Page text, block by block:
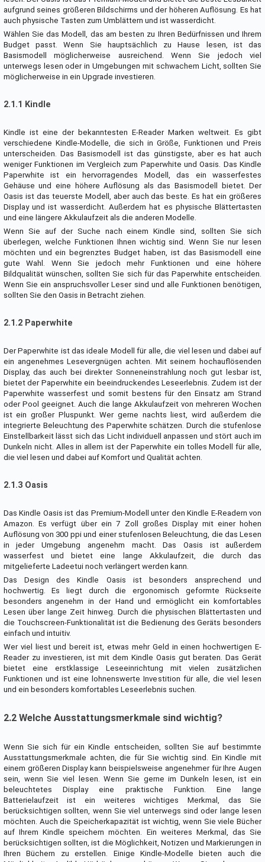
aufgrund seines größeren Bildschirms und der höheren Auflösung. Es hat
auch physische Tasten zum Umblättern und ist wasserdicht.
Wählen Sie das Modell, das am besten zu Ihren Bedürfnissen und Ihrem
Budget passt. Wenn Sie hauptsächlich zu Hause lesen, ist das
Basismodell möglicherweise ausreichend. Wenn Sie jedoch viel
unterwegs lesen oder in Umgebungen mit schwachem Licht, sollten Sie
möglicherweise in ein Upgrade investieren.
2.1.1 Kindle
Kindle ist eine der bekanntesten E-Reader Marken weltweit. Es gibt
verschiedene Kindle-Modelle, die sich in Größe, Funktionen und Preis
unterscheiden. Das Basismodell ist das günstigste, aber es hat auch
weniger Funktionen im Vergleich zum Paperwhite und Oasis. Das Kindle
Paperwhite ist ein hervorragendes Modell, das ein wasserfestes
Gehäuse und eine höhere Auflösung als das Basismodell bietet. Der
Oasis ist das teuerste Modell, aber auch das beste. Es hat ein größeres
Display und ist wasserdicht. Außerdem hat es physische Blättertasten
und eine längere Akkulaufzeit als die anderen Modelle.
Wenn Sie auf der Suche nach einem Kindle sind, sollten Sie sich
überlegen, welche Funktionen Ihnen wichtig sind. Wenn Sie nur lesen
möchten und ein begrenztes Budget haben, ist das Basismodell eine
gute Wahl. Wenn Sie jedoch mehr Funktionen und eine höhere
Bildqualität wünschen, sollten Sie sich für das Paperwhite entscheiden.
Wenn Sie ein anspruchsvoller Leser sind und alle Funktionen benötigen,
sollten Sie den Oasis in Betracht ziehen.
2.1.2 Paperwhite
Der Paperwhite ist das ideale Modell für alle, die viel lesen und dabei auf
ein angenehmes Lesevergnügen achten. Mit seinem hochauflösenden
Display, das auch bei direkter Sonneneinstrahlung noch gut lesbar ist,
bietet der Paperwhite ein beeindruckendes Leseerlebnis. Zudem ist der
Paperwhite wasserfest und somit bestens für den Einsatz am Strand
oder Pool geeignet. Auch die lange Akkulaufzeit von mehreren Wochen
ist ein großer Pluspunkt. Wer gerne nachts liest, wird außerdem die
integrierte Beleuchtung des Paperwhite schätzen. Durch die stufenlose
Einstellbarkeit lässt sich das Licht individuell anpassen und stört auch im
Dunkeln nicht. Alles in allem ist der Paperwhite ein tolles Modell für alle,
die viel lesen und dabei auf Komfort und Qualität achten.
2.1.3 Oasis
Das Kindle Oasis ist das Premium-Modell unter den Kindle E-Readern von
Amazon. Es verfügt über ein 7 Zoll großes Display mit einer hohen
Auflösung von 300 ppi und einer stufenlosen Beleuchtung, die das Lesen
in jeder Umgebung angenehm macht. Das Oasis ist außerdem
wasserfest und bietet eine lange Akkulaufzeit, die durch das
mitgelieferte Ladeetui noch verlängert werden kann.
Das Design des Kindle Oasis ist besonders ansprechend und
hochwertig. Es liegt durch die ergonomisch geformte Rückseite
besonders angenehm in der Hand und ermöglicht ein komfortables
Lesen über lange Zeit hinweg. Durch die physischen Blättertasten und
die Touchscreen-Funktionalität ist die Bedienung des Geräts besonders
einfach und intuitiv.
Wer viel liest und bereit ist, etwas mehr Geld in einen hochwertigen E-
Reader zu investieren, ist mit dem Kindle Oasis gut beraten. Das Gerät
bietet eine erstklassige Leseeinrichtung mit vielen zusätzlichen
Funktionen und ist eine lohnenswerte Investition für alle, die viel lesen
und ein besonders komfortables Leseerlebnis suchen.
2.2 Welche Ausstattungsmerkmale sind wichtig?
Wenn Sie sich für ein Kindle entscheiden, sollten Sie auf bestimmte
Ausstattungsmerkmale achten, die für Sie wichtig sind. Ein Kindle mit
einem größeren Display kann beispielsweise angenehmer für Ihre Augen
sein, wenn Sie viel lesen. Wenn Sie gerne im Dunkeln lesen, ist ein
beleuchtetes Display eine praktische Funktion. Eine lange
Batterielaufzeit ist ein weiteres wichtiges Merkmal, das Sie
berücksichtigen sollten, wenn Sie viel unterwegs sind oder lange lesen
möchten. Auch die Speicherkapazität ist wichtig, wenn Sie viele Bücher
auf Ihrem Kindle speichern möchten. Ein weiteres Merkmal, das Sie
berücksichtigen sollten, ist die Möglichkeit, Notizen und Markierungen in
Ihren Büchern zu erstellen. Einige Kindle-Modelle bieten auch die